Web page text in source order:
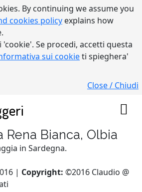
By continuing we assume you
cookies policy explains how
Se procedi, accetti questa
sui cookieti spieghera'
Close / Chiudi
Rena Bianca, Olbia
in Sardegna.
| Copyright: ©2016 Claudio @